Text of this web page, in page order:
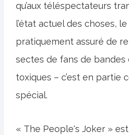
qu’aux téléspectateurs
l’état actuel des choses,
pratiquement assuré de
sectes de fans de bandes
toxiques – c’est en partie
spécial.
« The People's Joker »